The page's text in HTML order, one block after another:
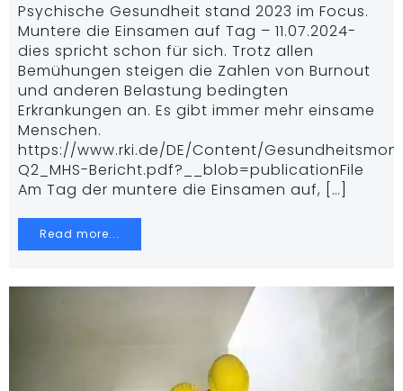
Psychische Gesundheit stand 2023 im Focus.
Muntere die Einsamen auf Tag – 11.07.2024-
dies spricht schon für sich. Trotz allen
Bemühungen steigen die Zahlen von Burnout
und anderen Belastung bedingten
Erkrankungen an. Es gibt immer mehr einsame
Menschen.
https://www.rki.de/DE/Content/
Q2_MHS-Bericht.pdf?__blob=publicationFile
Am Tag der muntere die Einsamen auf, […]
Read more...